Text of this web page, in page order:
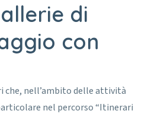
di
con
che, nell’ambito delle attività
nel percorso “Itinerari